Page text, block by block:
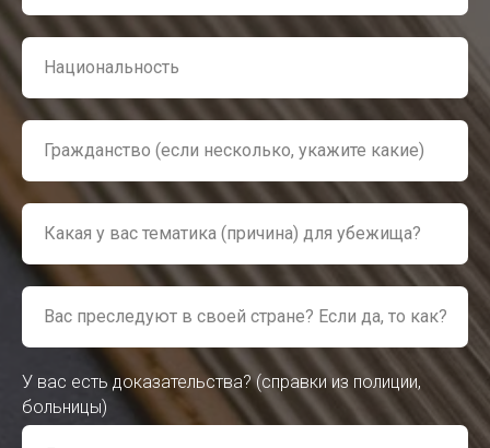
У вас есть доказательства? (справки из полиции,
больницы)